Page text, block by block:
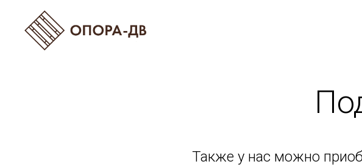
Также у нас можно